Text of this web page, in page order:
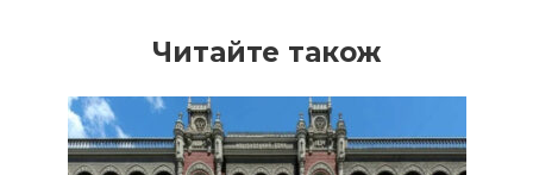
Читайте також